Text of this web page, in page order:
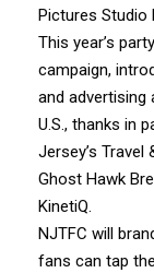
Pictures Studio
This year’s
campaign,
and advertising
U.S., thanks in
Jersey’s
Ghost Hawk
KinetiQ.
NJTFC will
fans can tap